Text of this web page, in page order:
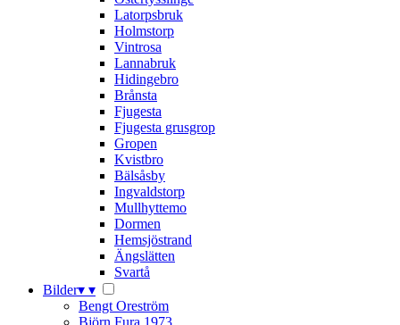
Latorpsbruk
Holmstorp
Vintrosa
Lannabruk
Hidingebro
Brånsta
Fjugesta
Fjugesta grusgrop
Gropen
Kvistbro
Bälsåsby
Ingvaldstorp
Mullhyttemo
Dormen
Hemsjöstrand
Ängslätten
Svartå
Bilder▾ ▾
Bengt Oreström
Björn Fura 1973